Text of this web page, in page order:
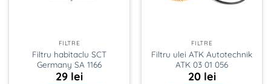
FILTRE
Filtru habitaclu SCT
Germany SA 1166
29 lei
FILTRE
Filtru ulei ATK Autotechnik
ATK 03 01 056
20 lei